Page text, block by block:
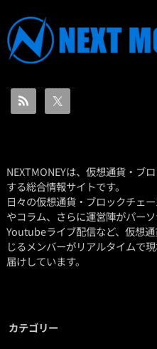
NEXTMONEYは、仮想通貨・ブ
する総合情報サイトです。
日々の仮想通貨・ブロックチェ
やコラム、さらに運営陣がパー
Youtubeライブ配信など、仮想
じるメンバーがリアルタイムで
届けしています。
カテゴリー